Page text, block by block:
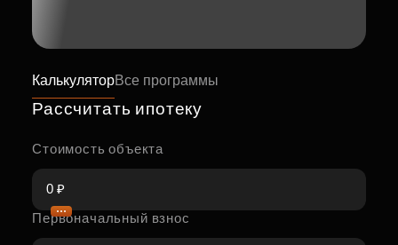
КалькуляторВсе программы
Рассчитать ипотеку
Стоимость объекта
Первоначальный взнос